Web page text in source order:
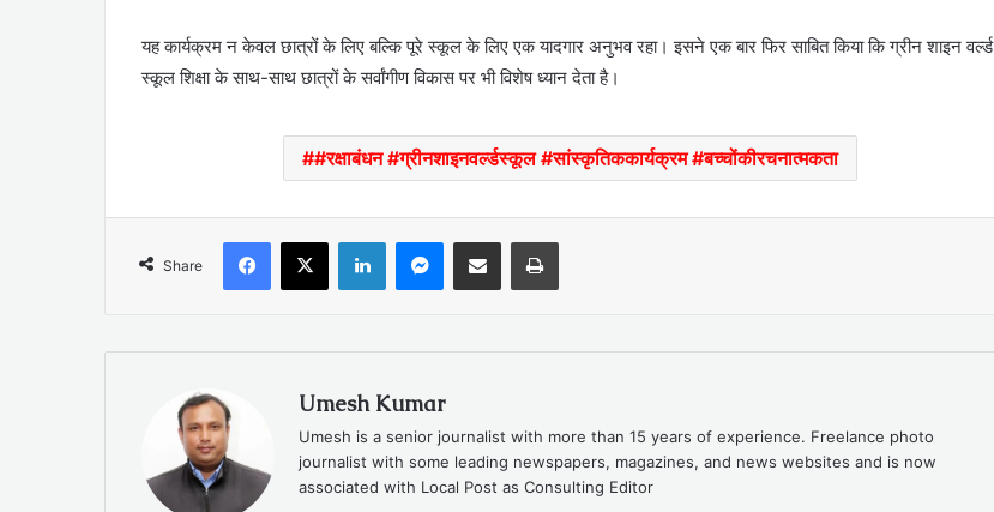
यह कार्यक्रम न केवल छात्रों के लिए बल्कि पूरे स्कूल के लिए एक यादगार अनुभव रहा। इसने एक बार फिर साबित किया कि ग्रीन शाइन वर्ल्ड
स्कूल शिक्षा के साथ-साथ छात्रों के सर्वांगीण विकास पर भी विशेष ध्यान देता है।
#रक्षाबंधन #ग्रीनशाइनवर्ल्डस्कूल #सांस्कृतिककार्यक्रम #बच्चोंकीरचनात्मकता
Share
Facebook
X LinkedInMessenger
Share via Email Print
Umesh Kumar
Umesh is a senior journalist with more than 15 years of experience. Freelance photo
journalist with some leading newspapers, magazines, and news websites and is now
associated with Local Post as Consulting Editor